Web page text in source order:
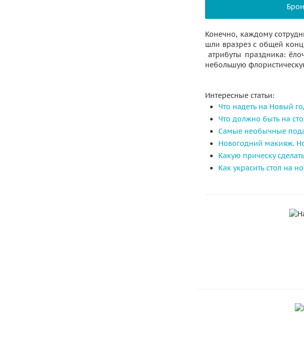
Конечно, каждому
шли вразрез с общей
атрибуты праздника:
небольшую
Интересные статьи:
Что надеть на Новый
Что должно быть на
Самые необычные
Новогодний макияж.
Какую прическу
Как украсить стол на